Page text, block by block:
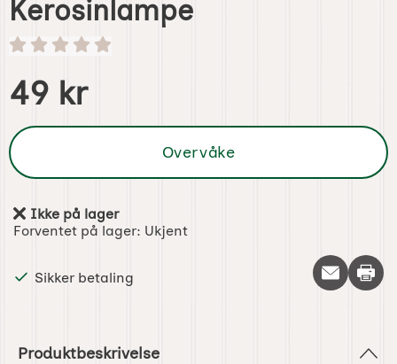
Kerosinlampe
Handle dette produktet, Tratt for påfylling av
pris
49 kr
Overvåke
Produkttilgjengelighet:
Ikke på lager
Forventet på lager: Ukjent
Sikker betaling Skriv
Produktbeskrivelse